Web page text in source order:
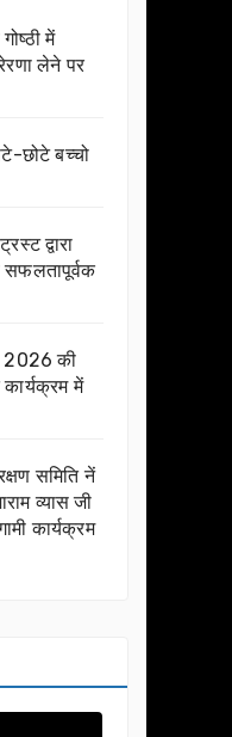
में
लेने पर
छोटे बच्चो
द्वारा
सफलतापूर्वक
2026 की
में
समिति नें
व्यास जी
कार्यक्रम